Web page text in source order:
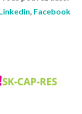
, Facebook